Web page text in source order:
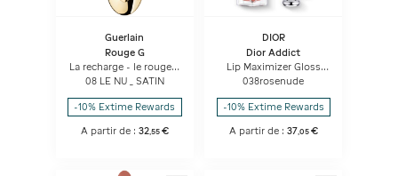
Guerlain
Rouge G
La recharge - le rouge à
lèvres soin
personnalisable - Satin
08 LE NU _ SATIN
-10% Extime Rewards
A partir de : 32, 55 €
DIOR
Dior Addict
Lip Maximizer Gloss
repulpant lèvres -
hydratation et effet
volume - instantané et
longue durée
038rosenude
-10% Extime Rewards
A partir de : 37 05 €